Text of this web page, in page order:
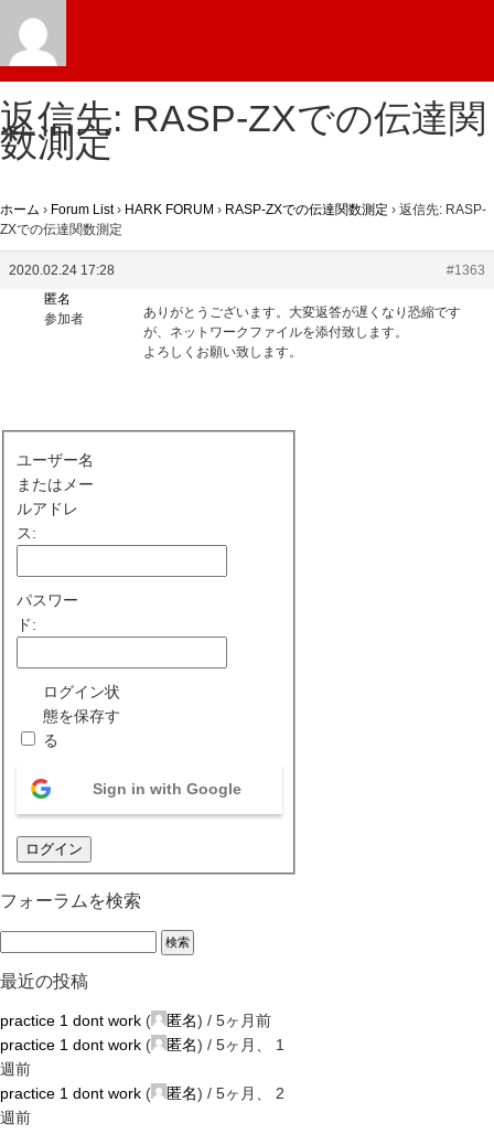
返信先: RASP-ZXでの伝達関
数測定
ホーム › Forum List › HARK FORUM › RASP-ZXでの伝達関数測定 › 返信先: RASP-
ZXでの伝達関数測定
2020.02.24 17:28
#1363
匿名
参加者
ありがとうございます。大変返答が遅くなり恐縮です
が、ネットワークファイルを添付致します。
よろしくお願い致します。
ユーザー名
またはメー
ルアドレ
ス:
パスワー
ド:
ログイン状
態を保存す
る
Sign in with Google
ログイン
フォーラムを検索
最近の投稿
practice 1 dont work ( 匿名) / 5ヶ月前
practice 1 dont work ( 匿名) / 5ヶ月、 1
週前
practice 1 dont work ( 匿名) / 5ヶ月、 2
週前